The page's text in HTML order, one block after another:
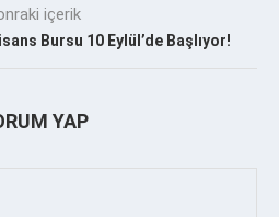
içerik
Bursu 10 Eylül’de Başlıyor!
YAP